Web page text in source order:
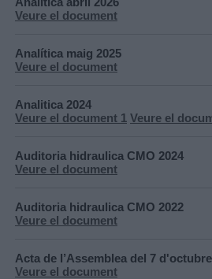
Veure el document
Analítica maig 2025
Veure el document
Analitica 2024
Veure el document 1 Veure el
Auditoria hidraulica CMO 2024
Veure el document
Auditoria hidraulica CMO 2022
Veure el document
Acta de l’Assemblea del 7
Veure el document